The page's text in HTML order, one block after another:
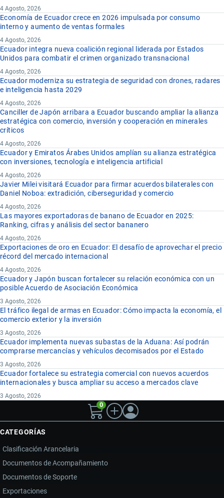
4 Agosto, 2026
Economía de Ecuador crece en 2026 impulsada por consumo
interno y aumento de ventas formales
4 Agosto, 2026
Ecuador integra nueva coalición regional liderada por Estados
Unidos para combatir el crimen organizado transnacional
4 Agosto, 2026
Ecuador moderniza su estrategia de seguridad con drones, radares
e inteligencia hasta 2029
4 Agosto, 2026
Canciller de Japón arribara a Ecuador buscando ampliar la alianza
estratégica con comercio, inversión y cooperación en minerales
críticos
4 Agosto, 2026
Ecuador y Emiratos Árabes Unidos amplían su alianza estratégica
con inversiones, tecnología e inteligencia artificial
4 Agosto, 2026
Javier Milei visitará Ecuador para firmar acuerdos bilaterales con
Daniel Noboa: extradición, ciberseguridad y comercio
4 Agosto, 2026
Las mayores exportadoras de banano de Ecuador en 2025:
Ranking, cifras y análisis del sector bananero
4 Agosto, 2026
Exportaciones de oro en Ecuador: El desafío de aprovechar el precio
récord del mercado internacional
4 Agosto, 2026
Ecuador y Japón buscan fortalecer su relación económica con un
posible Acuerdo de Asociación Económica
3 Agosto, 2026
El tráfico ilegal de armas en Ecuador: Cómo impacta la economía, el
comercio exterior y la inversión
3 Agosto, 2026
Ecuador implementa nuevas subastas de la Aduana: Así podrán
comprarse mercancías y vehículos decomisados por el Estado
3 Agosto, 2026
Ecuador fortalece su estrategia comercial con nuevos acuerdos
internacionales y busca ampliar su acceso a mercados clave
3 Agosto, 2026
0
CATEGORÍAS
Clasificación Arancelaria
Documentos de Acompañamiento
Documentos de Soporte
Exportaciones